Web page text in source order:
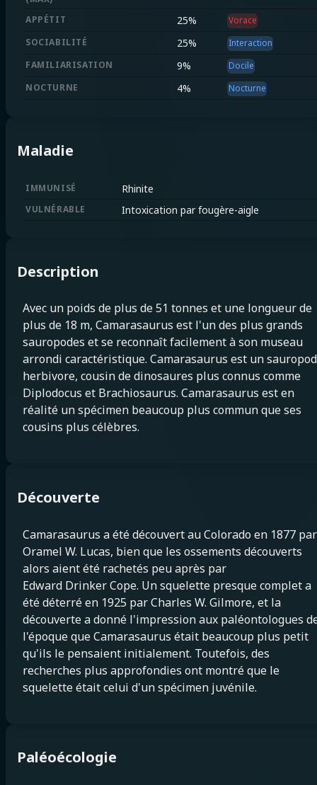
APPÉTIT
25%
Vorace
SOCIABILITÉ
25%
Interaction
FAMILIARISATION
9%
Docile
NOCTURNE
4% Nocturne
Maladie
IMMUNISÉ Rhinite
VULNÉRABLE Intoxication par fougère-aigle
Description
Avec un poids de plus de 51 tonnes et une longueur de
plus de 18 m, Camarasaurus est l'un des plus grands
sauropodes et se reconnaît facilement à son museau
arrondi caractéristique. Camarasaurus est un
herbivore, cousin de dinosaures plus connus comme
Diplodocus et Brachiosaurus. Camarasaurus est en
réalité un spécimen beaucoup plus commun que ses
cousins plus célèbres.
Découverte
Camarasaurus a été découvert au Colorado en 1877 par
Oramel W. Lucas, bien que les ossements découverts
alors aient été rachetés peu après par
Edward Drinker Cope. Un squelette presque complet a
été déterré en 1925 par Charles W. Gilmore, et la
découverte a donné l'impression aux paléontologues
l'époque que Camarasaurus était beaucoup plus petit
qu'ils le pensaient initialement. Toutefois, des
recherches plus approfondies ont montré que le
squelette était celui d'un spécimen juvénile.
Paléoécologie